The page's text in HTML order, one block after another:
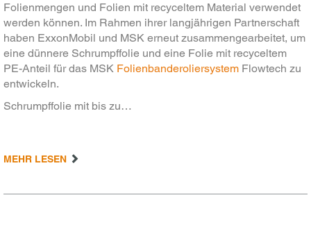
Folienmengen und Folien mit recyceltem Material verwendet
werden können. Im Rahmen ihrer langjährigen Partnerschaft
haben ExxonMobil und MSK erneut zusammengearbeitet, um
eine dünnere Schrumpffolie und eine Folie mit recyceltem
PE-Anteil für das MSK Folienbanderoliersystem Flowtech zu
entwickeln.
Schrumpffolie mit bis zu…
MEHR LESEN